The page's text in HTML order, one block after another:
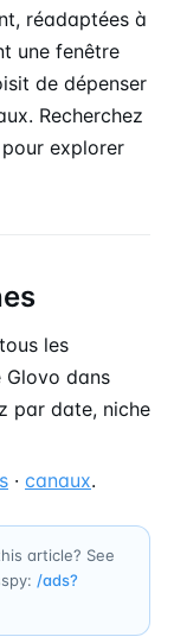
réadaptées à
une fenêtre
de dépenser
Recherchez
pour explorer
les
Glovo dans
par date, niche
· canaux.
article? See
/ads?